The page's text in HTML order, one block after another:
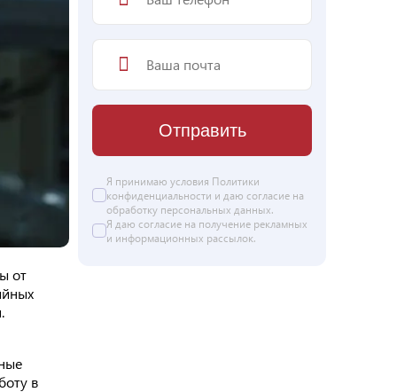
от
в
Отправить
Я принимаю условия Политики
конфиденциальности и даю согласие на
обработку персональных данных.
Я даю согласие на получение рекламных
и информационных рассылок.